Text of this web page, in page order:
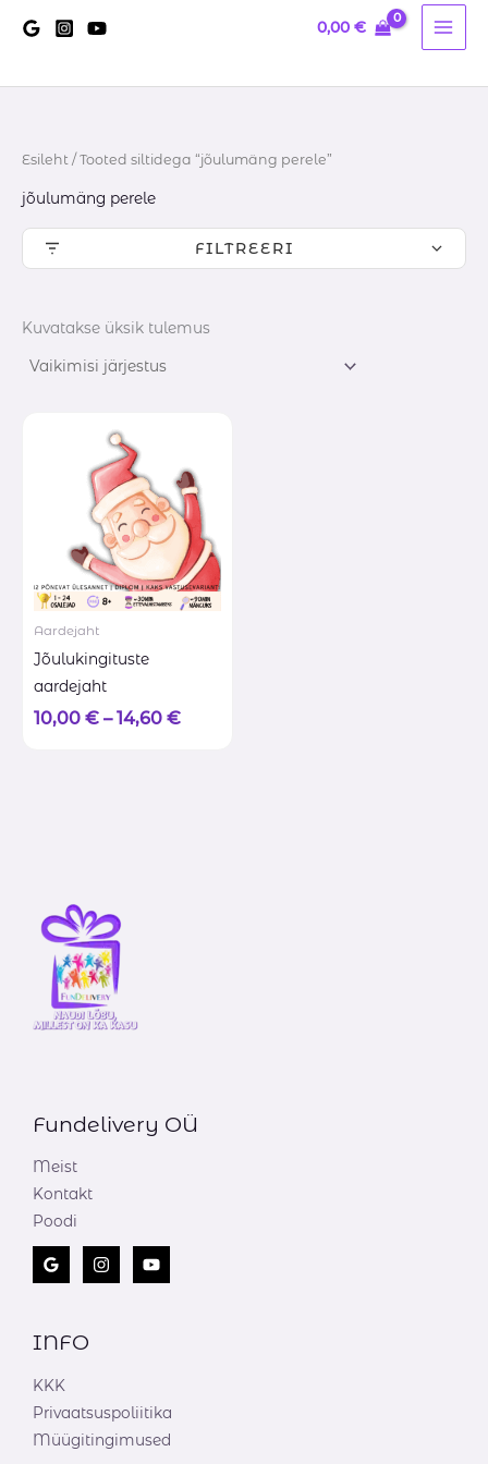
0,00€
Esileht / Tooted siltidega “jõulumäng perele”
jõulumäng perele
FILTREERI
Kuvatakse üksik tulemus
Aardejaht
Jõulukingituste
aardejaht
10,00 € – 14,60 €
kuni
14,60 €
Fundelivery OÜ
Meist
Kontakt
Poodi
INFO
KKK
Privaatsuspoliitika
Müügitingimused